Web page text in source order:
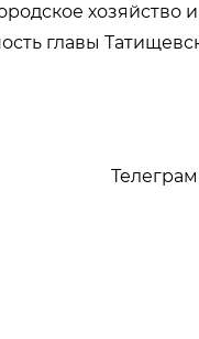
хозяйство и
главы
Телеграм